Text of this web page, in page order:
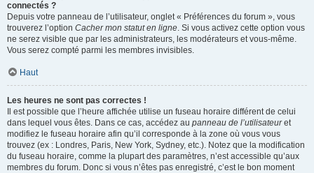
connectés ?
Depuis votre panneau de l’utilisateur, onglet « Préférences du forum », vous
trouverez l’option Cacher mon statut en ligne. Si vous activez cette option vous
ne serez visible que par les administrateurs, les modérateurs et vous-même.
Vous serez compté parmi les membres invisibles.
Haut
Les heures ne sont pas correctes !
Il est possible que l’heure affichée utilise un fuseau horaire différent de celui
dans lequel vous êtes. Dans ce cas, accédez au panneau de l’utilisateuret
modifiez le fuseau horaire afin qu’il corresponde à la zone où vous vous
trouvez (ex : Londres, Paris, New York, Sydney, etc.). Notez que la modification
du fuseau horaire, comme la plupart des paramètres, n’est accessible qu’aux
membres du forum. Donc si vous n’êtes pas enregistré, c’est le bon moment